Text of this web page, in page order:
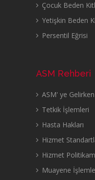
Çocuk Beden
Yetişkin Beden
Persentil Eğrisi
ASM Rehberi
ASM' ye Gelirken
Tetkik İşlemleri
Hasta Hakları
Hizmet
Hizmet
Muayene